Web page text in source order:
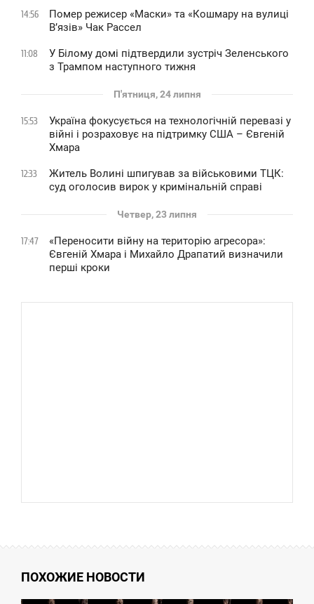
14:56
Помер режисер «Маски» та «Кошмару на вулиці
В’язів» Чак Рассел
11:08
У Білому домі підтвердили зустріч Зеленського
з Трампом наступного тижня
П'ятниця, 24 липня
15:53
Україна фокусується на технологічній перевазі у
війні і розраховує на підтримку США – Євгеній
Хмара
12:33
Житель Волині шпигував за військовими ТЦК:
суд оголосив вирок у кримінальній справі
Четвер, 23 липня
17:47
«Переносити війну на територію агресора»:
Євгеній Хмара і Михайло Драпатий визначили
перші кроки
ПОХОЖИЕ НОВОСТИ